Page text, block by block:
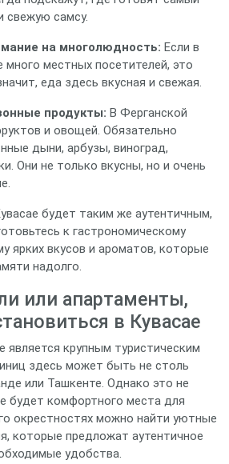
свежую самсу.
на многолюдность: Если в
много местных посетителей, это
еда здесь вкусная и свежая.
продукты: В Ферганской
и овощей. Обязательно
дыни, арбузы, виноград,
Они не только вкусны, но и очень
будет таким же аутентичным,
к гастрономическому
ярких вкусов и ароматов, которые
надолго.
или апартаменты,
в Кувасае
является крупным туристическим
здесь может быть не столь
или Ташкенте. Однако это не
будет комфортного места для
окрестностях можно найти уютные
которые предложат аутентичное
удобства.